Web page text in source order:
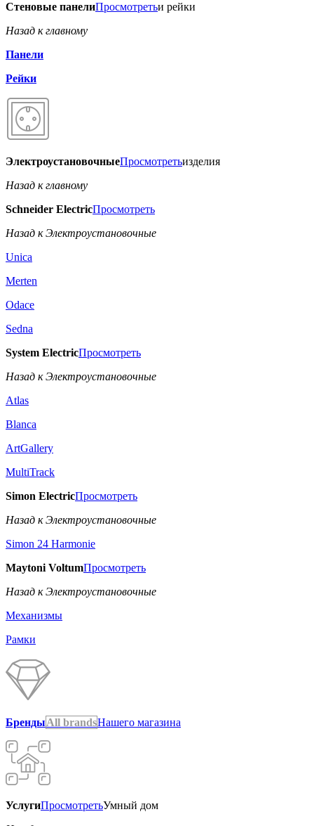
Стеновые панелиПросмотретьи рейки
Назад к главному
Панели
Рейки
ЭлектроустановочныеПросмотретьизделия
Назад к главному
Schneider ElectricПросмотреть
Назад к Электроустановочные
Unica
Merten
Odace
Sedna
System ElectricПросмотреть
Назад к Электроустановочные
Atlas
Blanca
ArtGallery
MultiTrack
Simon ElectricПросмотреть
Назад к Электроустановочные
Simon 24 Harmonie
Maytoni VoltumПросмотреть
Назад к Электроустановочные
Механизмы
Рамки
БрендыAll brandsНашего магазина
УслугиПросмотретьУмный дом